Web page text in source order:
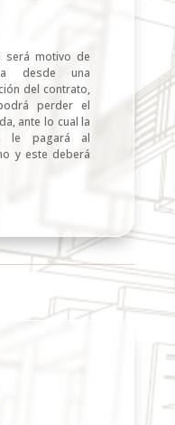
será motivo de
desde una
del contrato,
perder el
ante lo cual la
le pagará al
y este deberá